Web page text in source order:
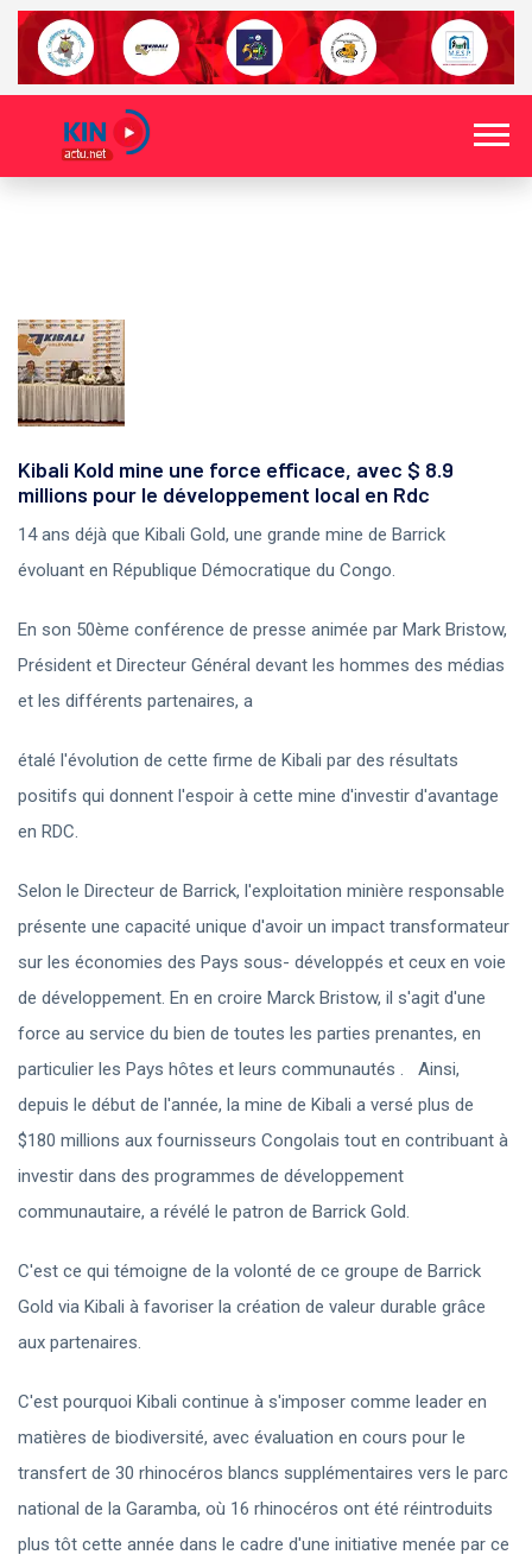
Kibali Kold mine une force efficace, avec $ 8.9
millions pour le développement local en Rdc
14 ans déjà que Kibali Gold, une grande mine de Barrick
évoluant en République Démocratique du Congo.
En son 50ème conférence de presse animée par Mark Bristow,
Président et Directeur Général devant les hommes des médias
et les différents partenaires, a
étalé l'évolution de cette firme de Kibali par des résultats
positifs qui donnent l'espoir à cette mine d'investir d'avantage
en RDC.
Selon le Directeur de Barrick, l'exploitation minière responsable
présente une capacité unique d'avoir un impact transformateur
sur les économies des Pays sous- développés et ceux en voie
de développement. En en croire Marck Bristow, il s'agit d'une
force au service du bien de toutes les parties prenantes, en
particulier les Pays hôtes et leurs communautés . Ainsi,
depuis le début de l'année, la mine de Kibali a versé plus de
$180 millions aux fournisseurs Congolais tout en contribuant à
investir dans des programmes de développement
communautaire, a révélé le patron de Barrick Gold.
C'est ce qui témoigne de la volonté de ce groupe de Barrick
Gold via Kibali à favoriser la création de valeur durable grâce
aux partenaires.
C'est pourquoi Kibali continue à s'imposer comme leader en
matières de biodiversité, avec évaluation en cours pour le
transfert de 30 rhinocéros blancs supplémentaires vers le parc
national de la Garamba, où 16 rhinocéros ont été réintroduits
plus tôt cette année dans le cadre d'une initiative menée par ce